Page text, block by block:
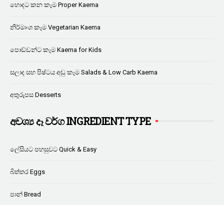
හොදට කන කෑම Proper Kaema
නිර්මාංශ කෑම Vegetarian Kaema
පොඩ්ඩන්ට කෑම Kaema for Kids
සලාද සහ පිෂ්ටය අඩු කෑම Salads & Low Carb Kaema
අතුරුපස Desserts
අවශ්‍ය දෑ වර්ග INGREDIENT TYPE
ලේසියට පහසුවට Quick & Easy
බිත්තර Eggs
පාන් Bread